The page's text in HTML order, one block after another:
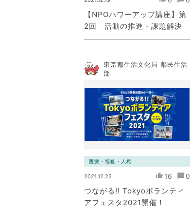
【NPOパワーアップ講座】第
2回 活動の推進・課題解決
東京都生活文化局 都民生活
部
医療・福祉・人権
2021.12.22 16 0
つながる!! Tokyoボランティ
アフェスタ2021開催！